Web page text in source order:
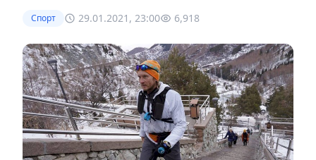
Спорт 29.01.2021, 23:00 6,918